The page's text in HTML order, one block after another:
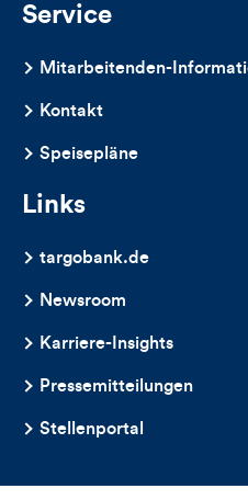
Service
Mitarbeitenden-
Kontakt
Speisepläne
Links
targobank.de
Newsroom
Karriere-Insights
Pressemitteilungen
Stellenportal